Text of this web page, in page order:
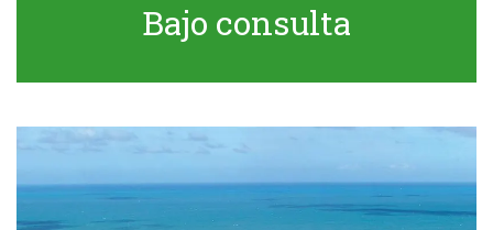
Bajo consulta